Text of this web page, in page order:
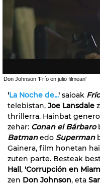
Don Johnson 'Frío en julio filmean'
'La Noche de...' saioak
telebistan, Joe Lansdale
thrillerra. Hainbat
zehar: Conan el Bárbaro
Batmanedo Superman
Gainera, film honetan
zuten parte. Besteak
Hall, 'Corrupción en
zen Don Johnson, eta